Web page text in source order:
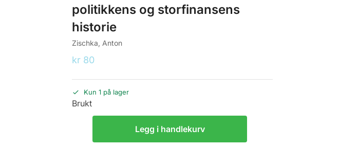
politikkens og storfinansens
historie
Zischka, Anton
kr 80
Kun 1 på lager
Brukt
Legg i handlekurv